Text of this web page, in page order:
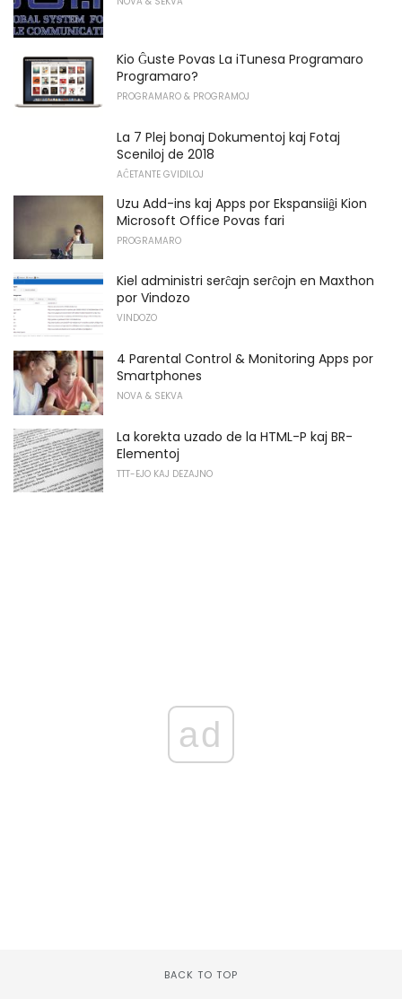
Kio Ĝuste Povas La iTunesa Programaro
Programaro?
PROGRAMARO & PROGRAMOJ
La 7 Plej bonaj Dokumentoj kaj Fotaj
Sceniloj de 2018
AĈETANTE GVIDILOJ
Uzu Add-ins kaj Apps por Ekspansiiĝi ​​Kion
Microsoft Office Povas fari
PROGRAMARO
Kiel administri serĉajn serĉojn en Maxthon
por Vindozo
VINDOZO
4 Parental Control & Monitoring Apps por
Smartphones
NOVA & SEKVA
La korekta uzado de la HTML-P kaj BR-
Elementoj
TTT-EJO KAJ DEZAJNO
ad
BACK TO TOP